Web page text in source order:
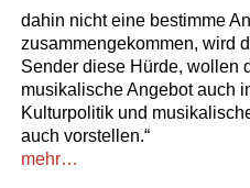
dahin nicht eine bestimme
zusammengekommen, wird
Sender diese Hürde, wollen
musikalische Angebot auch
Kulturpolitik und
auch vorstellen.“
mehr…